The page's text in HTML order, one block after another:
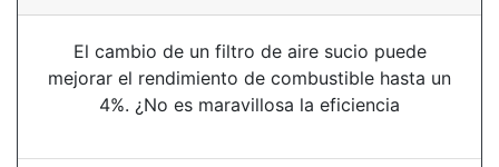
El cambio de un filtro de aire sucio puede
mejorar el rendimiento de combustible hasta un
4%. ¿No es maravillosa la eficiencia